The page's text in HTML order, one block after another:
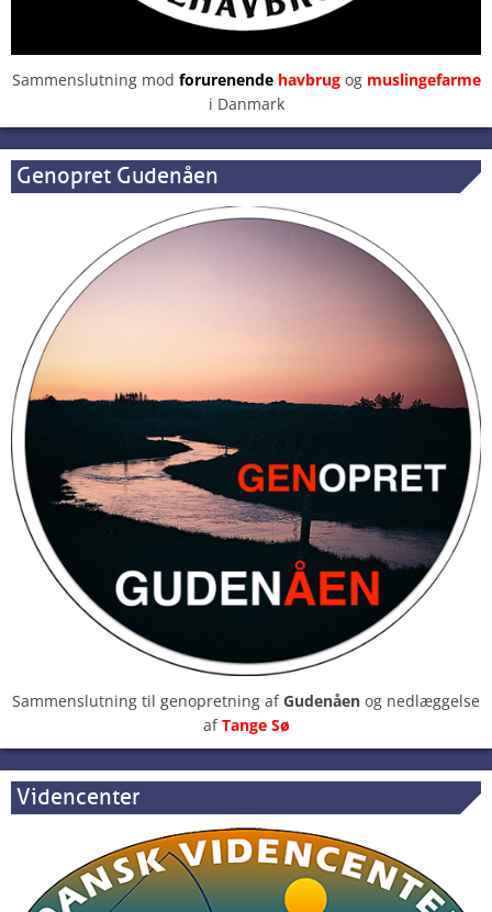
Sammenslutning mod forurenendehavbrugog muslingefarme
i Danmark
Genopret Gudenåen
Sammenslutning til genopretning afGudenåen og nedlæggelse
afTange Sø
Videncenter